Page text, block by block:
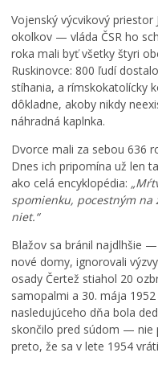
Vojenský výcvikový priestor
okolkov — vláda ČSR ho
roka mali byť všetky štyri
Ruskinovce: 800 ľudí
stíhania, a rímskokatolícky
dôkladne, akoby nikdy
náhradná kaplnka.
Dvorce mali za sebou 636
Dnes ich pripomína už len
ako celá encyklopédia:
spomienku, pocestným
niet.“
Blažov sa bránil najdlhšie
nové domy, ignorovali
osady Čertež stiahol 20
samopalmi a 30. mája
nasledujúceho dňa bola
skončilo pred súdom — nie
preto, že sa v lete 1954